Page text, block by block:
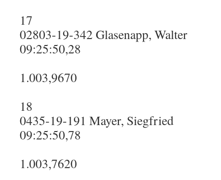
17
02803-19-342 Glasenapp, Walter
09:25:50,28
1.003,9670
18
0435-19-191 Mayer, Siegfried
09:25:50,78
1.003,7620